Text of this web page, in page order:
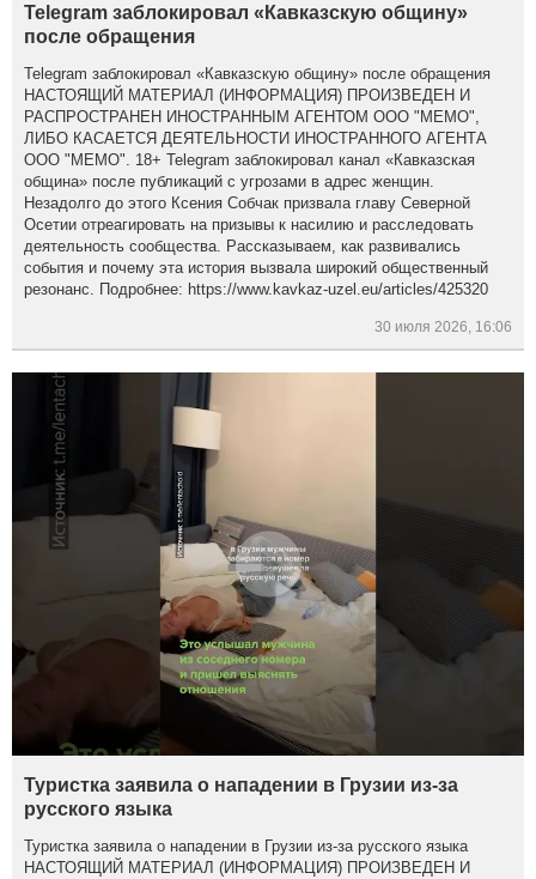
Telegram заблокировал «Кавказскую общину»
после обращения
Telegram заблокировал «Кавказскую общину» после обращения
НАСТОЯЩИЙ МАТЕРИАЛ (ИНФОРМАЦИЯ) ПРОИЗВЕДЕН И
РАСПРОСТРАНЕН ИНОСТРАННЫМ АГЕНТОМ ООО "МЕМО",
ЛИБО КАСАЕТСЯ ДЕЯТЕЛЬНОСТИ ИНОСТРАННОГО АГЕНТА
ООО "МЕМО". 18+ Telegram заблокировал канал «Кавказская
община» после публикаций с угрозами в адрес женщин.
Незадолго до этого Ксения Собчак призвала главу Северной
Осетии отреагировать на призывы к насилию и расследовать
деятельность сообщества. Рассказываем, как развивались
события и почему эта история вызвала широкий общественный
резонанс. Подробнее: https://www.kavkaz-uzel.eu/articles/425320
30 июля 2026, 16:06
Туристка заявила о нападении в Грузии из-за
русского языка
Туристка заявила о нападении в Грузии из-за русского языка
НАСТОЯЩИЙ МАТЕРИАЛ (ИНФОРМАЦИЯ) ПРОИЗВЕДЕН И